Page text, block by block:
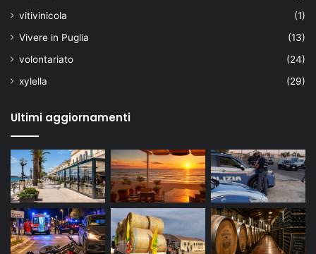
vitivinicola
(1)
Vivere in Puglia
(13)
volontariato
(24)
xylella
(29)
Ultimi aggiornamenti